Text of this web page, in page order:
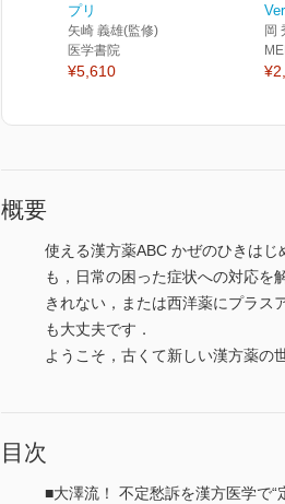
プリ
矢崎 義雄(監修)
医学書院
¥5,610
岡
概要
使える漢方薬ABC かぜのひきは
も，日常の困った症状への対応を
きれない，または西洋薬にプラス
も大丈夫です．
ようこそ，古くて新しい漢方薬の
目次
■大澤流！ 不定愁訴を漢方医学で“